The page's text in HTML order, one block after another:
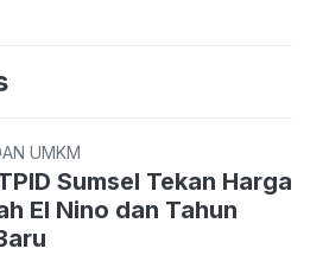
UMKM
Tekan Harga
El Nino dan Tahun